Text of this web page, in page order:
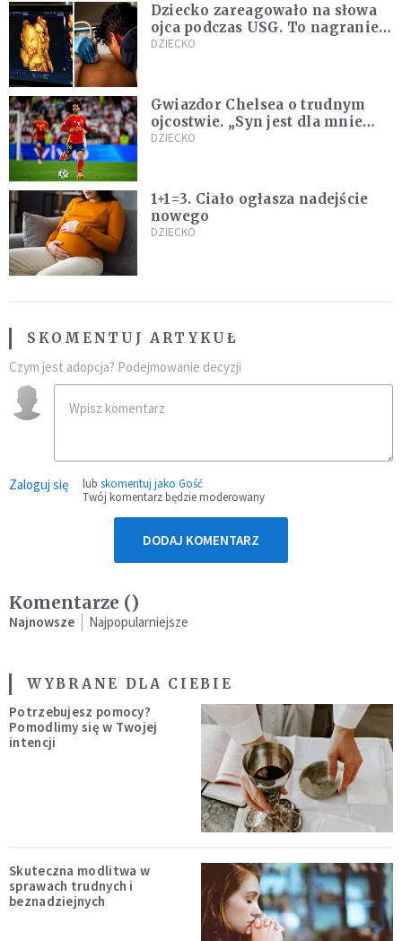
Dziecko zareagowało na słowa
ojca podczas USG. To nagranie
podbija sieć
DZIECKO
Gwiazdor Chelsea o trudnym
ojcostwie. „Syn jest dla mnie
ważniejszy niż sportowe trofea”
DZIECKO
1+1=3. Ciało ogłasza nadejście
nowego
DZIECKO
SKOMENTUJ ARTYKUŁ
Czym jest adopcja? Podejmowanie decyzji
Zaloguj się lub skomentuj jako Gość
Twój komentarz będzie moderowany
DODAJ KOMENTARZ
Komentarze ()
Najnowsze Najpopularniejsze
WYBRANE DLA CIEBIE
Potrzebujesz pomocy?
Pomodlimy się w Twojej
intencji
Skuteczna modlitwa w
sprawach trudnych i
beznadziejnych